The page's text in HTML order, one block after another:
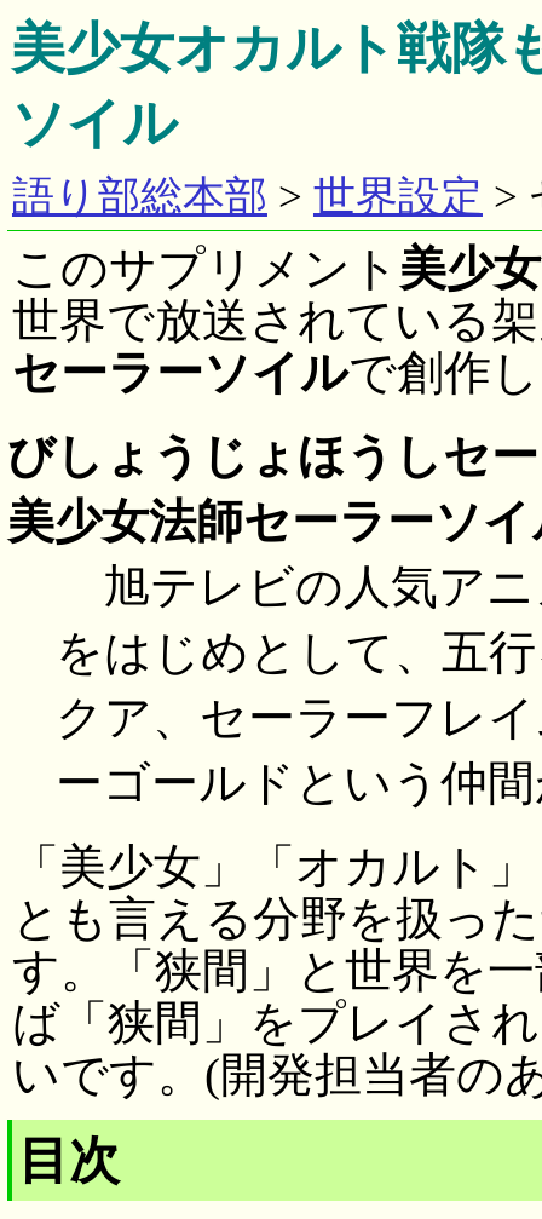
美少女オカルト戦隊
ソイル
語り部総本部 > 世界設定 >
このサプリメント 美少
世界で放送されている
セーラーソイルで創作
びしょうじょほうしセ
美少女法師セーラーソ
旭テレビの人気ア
をはじめとして、五
クア、セーラーフレ
ーゴールドという仲
「美少女」「オカルト
とも言える分野を扱っ
す。「狭間」と世界を
ば「狭間」をプレイさ
いです。(開発担当者の
目次